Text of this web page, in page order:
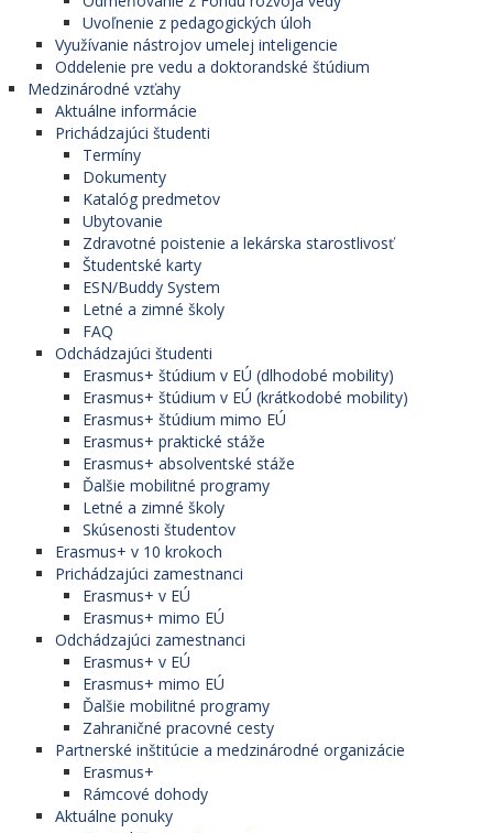
Uvoľnenie z pedagogických úloh
Využívanie nástrojov umelej inteligencie
Oddelenie pre vedu a doktorandské štúdium
Medzinárodné vzťahy
Aktuálne informácie
Prichádzajúci študenti
Termíny
Dokumenty
Katalóg predmetov
Ubytovanie
Zdravotné poistenie a lekárska starostlivosť
Študentské karty
ESN/Buddy System
Letné a zimné školy
FAQ
Odchádzajúci študenti
Erasmus+ štúdium v EÚ (dlhodobé mobility)
Erasmus+ štúdium v EÚ (krátkodobé mobility)
Erasmus+ štúdium mimo EÚ
Erasmus+ praktické stáže
Erasmus+ absolventské stáže
Ďalšie mobilitné programy
Letné a zimné školy
Skúsenosti študentov
Erasmus+ v 10 krokoch
Prichádzajúci zamestnanci
Erasmus+ v EÚ
Erasmus+ mimo EÚ
Odchádzajúci zamestnanci
Erasmus+ v EÚ
Erasmus+ mimo EÚ
Ďalšie mobilitné programy
Zahraničné pracovné cesty
Partnerské inštitúcie a medzinárodné organizácie
Erasmus+
Rámcové dohody
Aktuálne ponuky